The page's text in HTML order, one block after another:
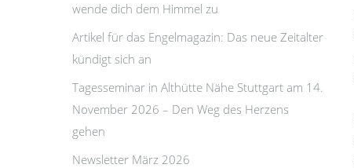
wende dich dem Himmel zu
Artikel für das Engelmagazin: Das neue Zeitalter
kündigt sich an
Tagesseminar in Althütte Nähe Stuttgart am 14.
November 2026 – Den Weg des Herzens
gehen
Newsletter März 2026